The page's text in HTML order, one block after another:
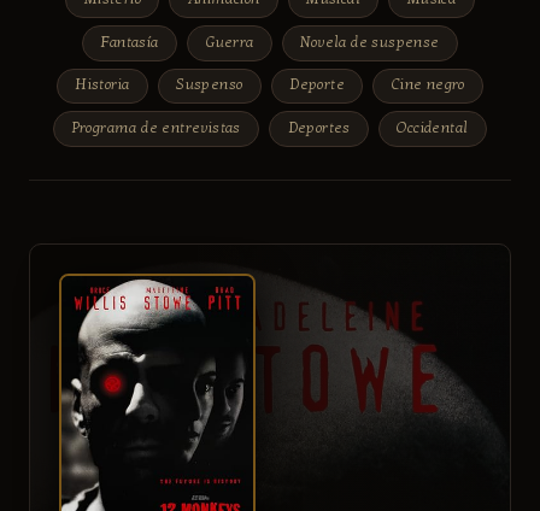
Fantasía Guerra Novela de suspense
Historia Suspenso Deporte Cine negro
Programa de entrevistas Deportes Occidental